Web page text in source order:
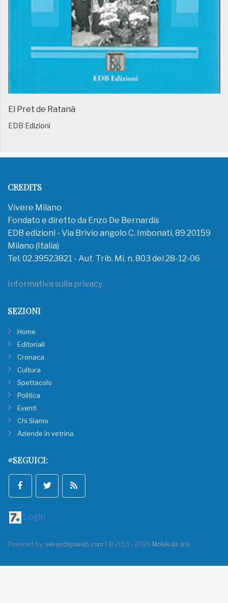
El Pret de Ratanà
EDB Edizioni
CREDITS
Vivere Milano
Fondato e diretto da Enzo De Bernardis
EDB edizioni - Via Brivio angolo C. Imbonati, 89 20159
Milano (Italia)
Tel. 02.39523821 - Aut. Trib. Mi. n. 803 del 28-12-06
Informativa sulla privacy
SEZIONI
Home
Editoriali
Cronaca
Cultura
Spettacolo
Politica
Eventi
Chi Siamo
Aziende in vetrina
#SEGUICI:
Login
Powered by: sevendaysweb.com | © 2013 - 2026 Molekola srls